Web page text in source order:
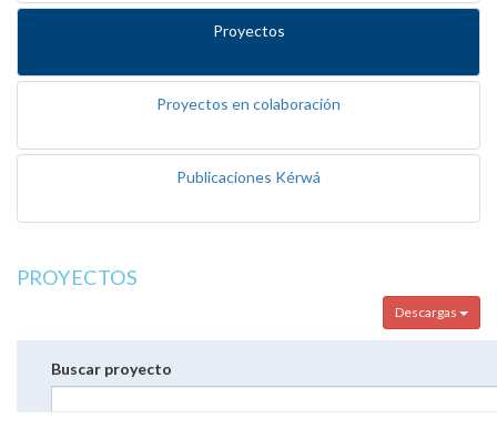
Proyectos
Proyectos en colaboración
Publicaciones Kérwá
PROYECTOS
Descargas
Buscar proyecto